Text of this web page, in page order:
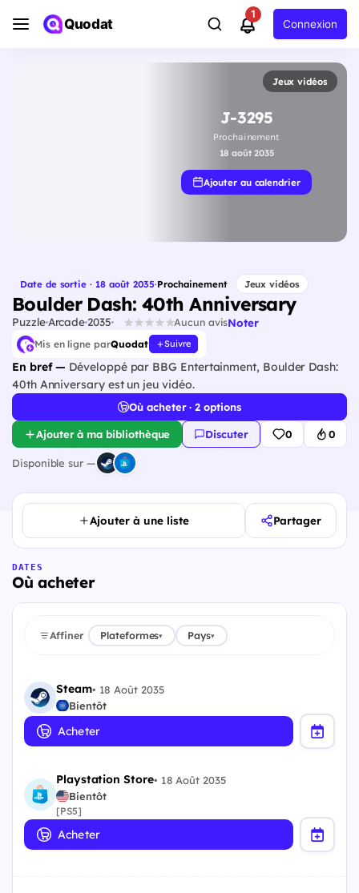
Quodat
1
Connexion
Jeux vidéos
J-3295
Prochainement
18 août 2035
Ajouter au calendrier
Date de sortie · 18 août 2035·Prochainement Jeux vidéos
Boulder Dash: 40th Anniversary
PuzzleArcade 2035 Aucun avisNoter
Mis en ligne parQuodat Suivre
En bref — Développé par BBG Entertainment, Boulder Dash:
40th Anniversary est un jeu vidéo.
Où acheter · 2 options
Ajouter à ma bibliothèque Discuter 0 0
Disponible sur —
Ajouter à une liste Partager
DATES
Où acheter
Affiner Plateformes▾ Pays▾
Steam• 18 Août 2035
Bientôt
Acheter
Playstation Store• 18 Août 2035
Bientôt
[PS5]
Acheter